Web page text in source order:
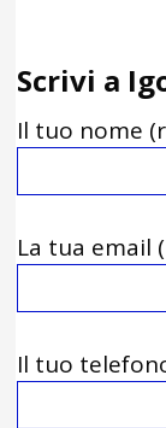
Scrivi a
Il tuo nome
La tua email
Il tuo